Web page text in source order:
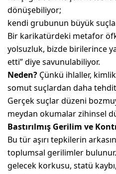
dönüşebiliyor;
kendi grubunun büyük
Bir karikatürdeki metafor
yolsuzluk, bizde birilerince
etti” diye savunulabiliyor.
Neden? Çünkü ihlaller,
somut suçlardan daha
Gerçek suçlar düzeni
meydan okumalar zihinsel
Bastırılmış Gerilim ve
Bu tür aşırı tepkilerin
toplumsal gerilimler
gelecek korkusu, statü